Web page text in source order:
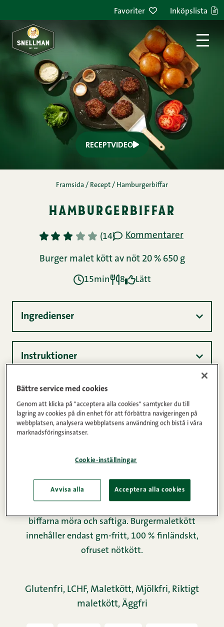
Favoriter Inköpslista
RECEPTVIDEO
Framsida / Recept / Hamburgerbiffar
hamburgerbiffar
1 2 3 4 5 (14) Kommentarer
Burger malet kött av nöt 20 % 650 g
15min 8 Lätt
Ingredienser
Instruktioner
Det här är malet köttet för all biffälskare.
malningen, vilket gör att alla köttfibrer ligger åt
samma håll. På så vis får biffarna en luftigare och
bättre konsistens. Malet köttet görs också av
biffarna möra och saftiga. Burgermaletkött
innehåller endast gm-fritt, 100 % finländskt,
ofruset nötkött.
Glutenfri, LCHF, Maletkött, Mjölkfri, Riktigt
maletkött, Äggfri
Bättre service med cookies
Genom att klicka på "acceptera alla cookies" samtycker du till
lagring av cookies på din enhet för att förbättra navigeringen på
webbplatsen, analysera webbplatsens användning och bistå i våra
marknadsföringsinsatser.
Cookie-inställningar
Avvisa alla Acceptera alla cookies